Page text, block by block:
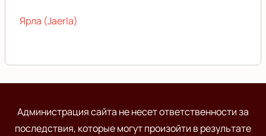
Ярла (Jaerla)
Администрация сайта не несет ответственности за
последствия, которые могут произойти в результате